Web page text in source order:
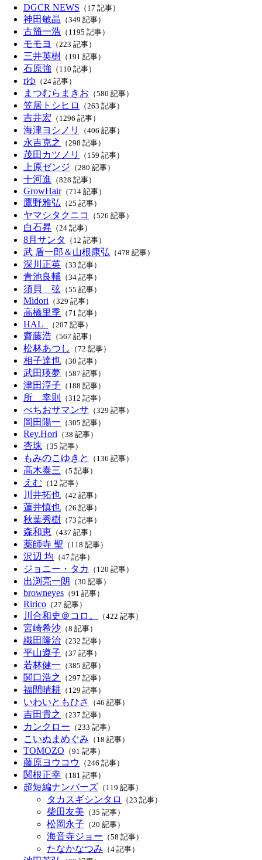
DGCR NEWS （17 記事）
神田敏晶 （349 記事）
古籏一浩 （1195 記事）
モモヨ （223 記事）
三井英樹 （191 記事）
石原強 （110 記事）
rゆ （24 記事）
まつむらまきお （580 記事）
笠居トシヒロ （263 記事）
吉井宏 （1296 記事）
海津ヨシノリ （406 記事）
永吉克之 （298 記事）
茂田カツノリ （159 記事）
上原ゼンジ （280 記事）
十河進 （828 記事）
GrowHair（714 記事）
鷹野雅弘 （25 記事）
ヤマシタクニコ （526 記事）
白石昇 （24 記事）
8月サンタ （12 記事）
武 盾一郎＆山根康弘 （478 記事）
深川正英 （33 記事）
青池良輔 （34 記事）
須貝 弦 （55 記事）
Midori （329 記事）
高橋里季 （71 記事）
HAL_ （207 記事）
齋藤浩 （567 記事）
松林あつし （72 記事）
相子達也 （30 記事）
武田瑛夢 （587 記事）
津田淳子 （188 記事）
所 幸則 （312 記事）
べちおサマンサ （329 記事）
岡田陽一 （305 記事）
Rey.Hori （38 記事）
杏珠 （35 記事）
もみのこゆきと （136 記事）
高木泰三 （5 記事）
えむ （12 記事）
川井拓也 （42 記事）
蓮井慎也 （26 記事）
秋葉秀樹 （73 記事）
森和恵 （437 記事）
薬師寺 聖 （118 記事）
沢辺 均 （47 記事）
ジョニー・タカ （120 記事）
出渕亮一朗 （30 記事）
browneyes （91 記事）
Ririco （27 記事）
川合和史＠コロ。 （422 記事）
宮崎希沙 （8 記事）
織田隆治 （232 記事）
平山遵子 （37 記事）
若林健一 （385 記事）
関口浩之 （297 記事）
福間晴耕 （129 記事）
いわいともひさ （46 記事）
吉田貴之 （237 記事）
カンクロー （233 記事）
こいぬまめぐみ （18 記事）
TOMOZO （91 記事）
藤原ヨウコウ （246 記事）
関根正幸 （181 記事）
超短編ナンバーズ （119 記事）
タカスギシンタロ （23 記事）
柴田友美 （35 記事）
松岡永子 （20 記事）
海音寺ジョー （58 記事）
たなかなつみ （4 記事）